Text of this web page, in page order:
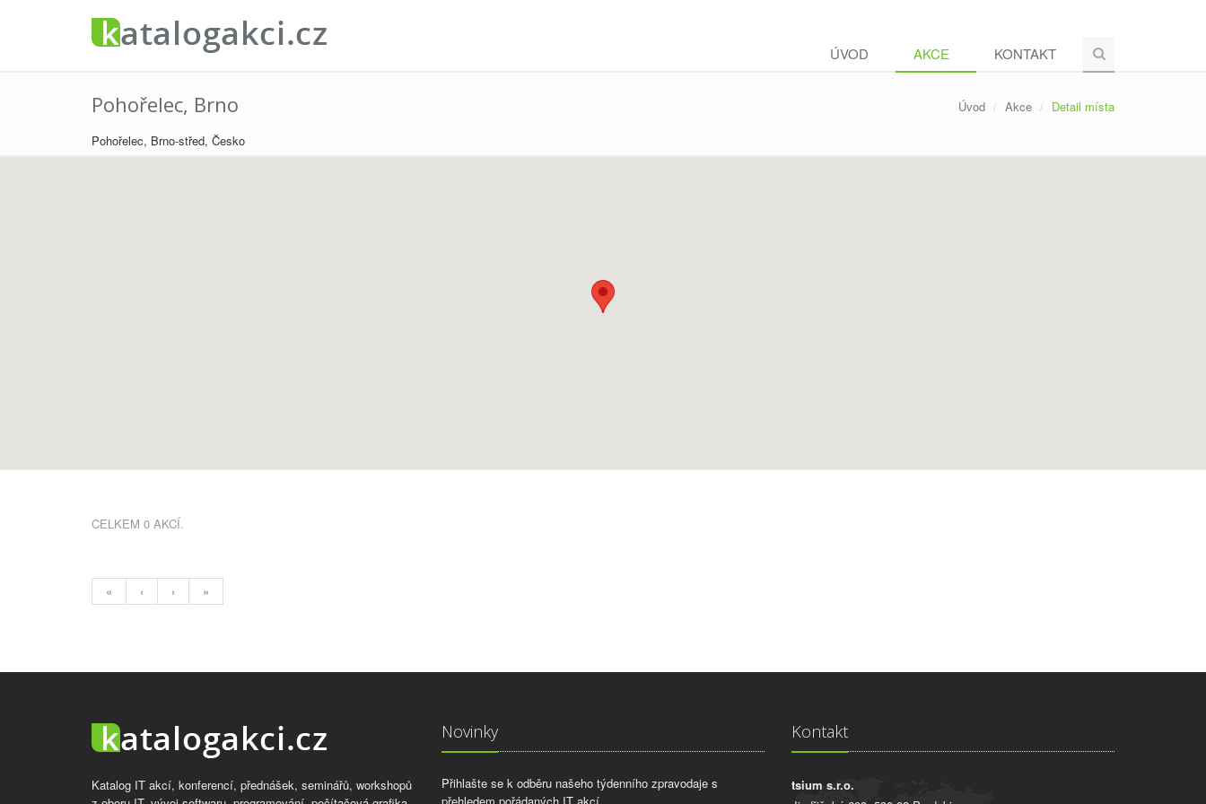
ÚVOD AKCE KONTAKT
Pohořelec, Brno Úvod Akce
Detail místa
Pohořelec, Brno-střed, Česko
CELKEM 0 AKCÍ.
« ‹ › »
Katalog IT akcí, konferencí, přednášek, seminářů, workshopů
Novinky
Přihlašte se k odběru našeho týdenního zpravodaje s
Kontakt
tsium s.r.o.